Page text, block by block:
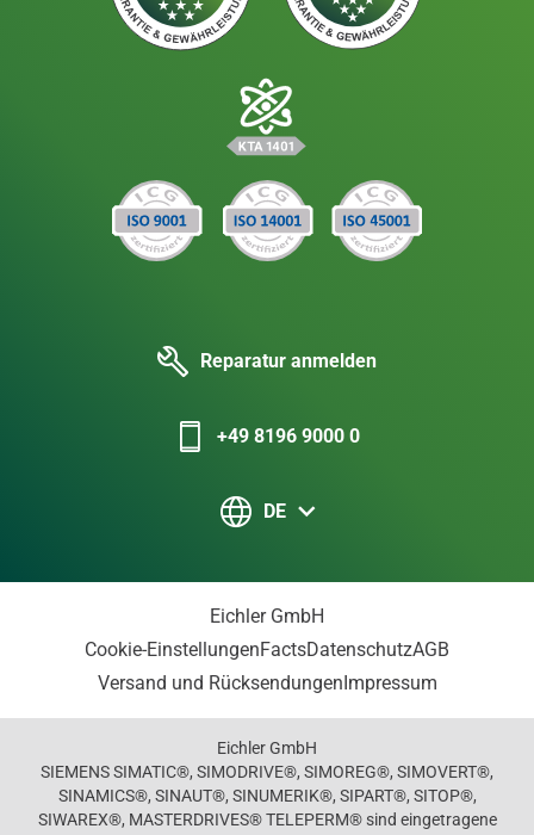
Reparatur anmelden
+49 8196 9000 0
DE
Eichler GmbH
Cookie-EinstellungenFactsDatenschutzAGB
Versand und RücksendungenImpressum
Eichler GmbH
SIEMENS SIMATIC®, SIMODRIVE®, SIMOREG®, SIMOVERT®,
SINAMICS®, SINAUT®, SINUMERIK®, SIPART®, SITOP®,
SIWAREX®, MASTERDRIVES® TELEPERM® sind eingetragene